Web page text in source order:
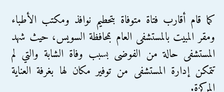
كما قام أقارب فتاة متوفاة بتحطيم نوافذ ومكتب الأطباء
ومقر المبيت بالمستشفى العام بمحافظة السويس، حيث شهد
المستشفى حالة من الفوضى بسبب وفاة الشابة والتي لم
تتمكن إدارة المستشفى من توفير مكان لها بغرفة العناية